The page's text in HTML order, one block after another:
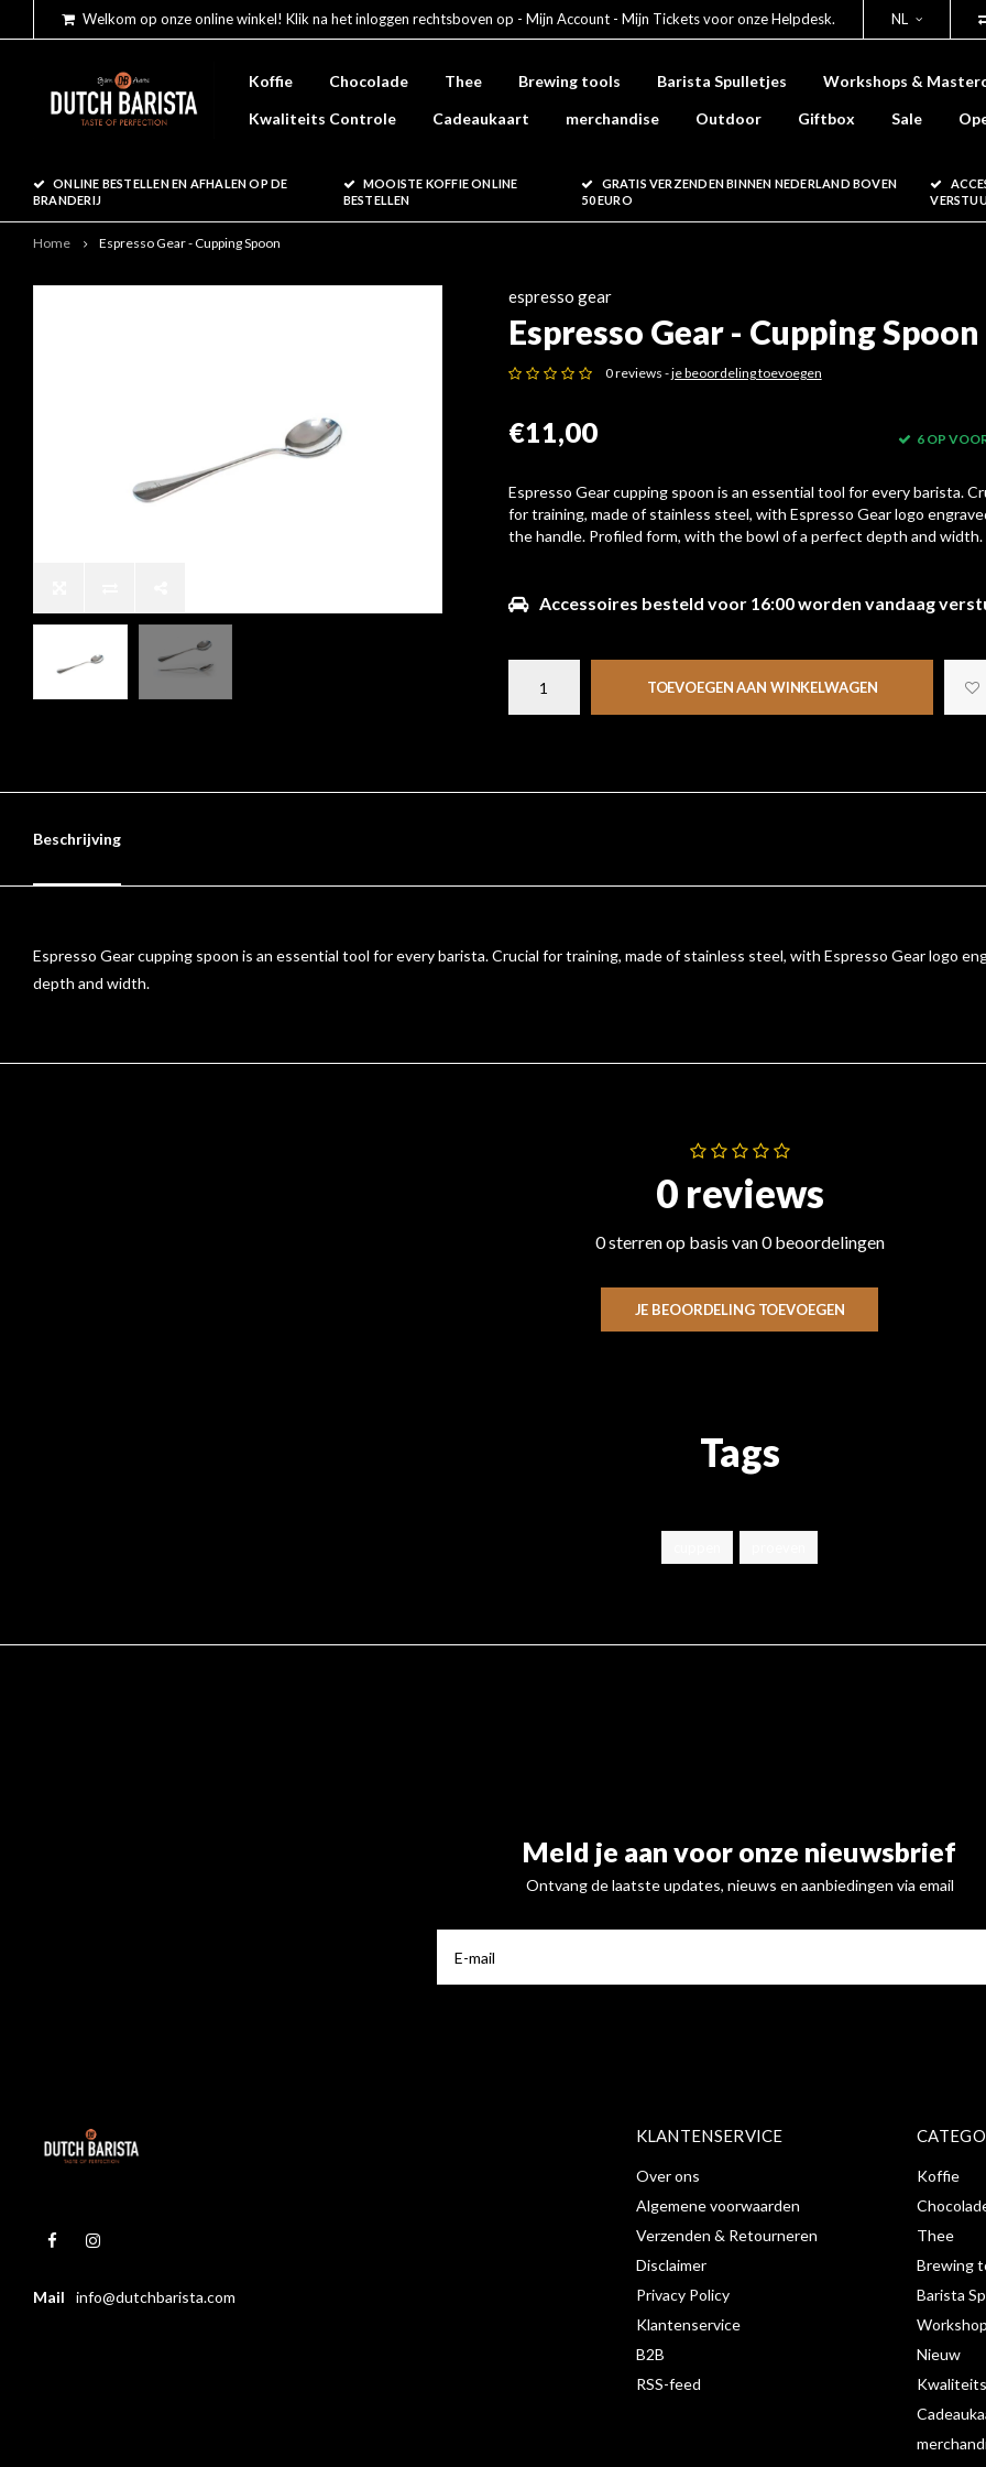
Welkom op onze online winkel! Klik na het inloggen rechtsboven op - Mijn Account - Mijn Tickets voor onze Helpdesk. NL
Koffie Chocolade Thee Brewing tools Barista Spulletjes
Workshops &
Kwaliteits Controle
Cadeaukaart merchandise Outdoor Giftbox Sale
ONLINE BESTELLEN EN AFHALEN OP DE
BRANDERIJ
MOOISTE KOFFIE ONLINE
BESTELLEN
GRATIS VERZENDEN BINNEN NEDERLAND BOVEN
50 EURO
Home Espresso Gear - Cupping Spoon
espresso gear
Espresso Gear - Cupping Spoon
0 reviews -je beoordeling toevoegen
€11,00 6 OP
Espresso Gear cupping spoon is an essential tool for every barista.
for training, made of stainless steel, with Espresso Gear logo
the handle. Profiled form, with the bowl of a perfect depth and width.
Accessoires besteld voor 16:00 worden vandaag
TOEVOEGEN AAN WINKELWAGEN
Beschrijving
Espresso Gear cupping spoon is an essential tool for every barista. Crucial for training, made of stainless steel, with Espresso Gear logo
depth and width.
0 reviews
0 sterren op basis van 0 beoordelingen
JE BEOORDELING TOEVOEGEN
Tags
Meld je aan voor onze nieuwsbrief
Ontvang de laatste updates, nieuws en aanbiedingen via email
Mail info@dutchbarista.com
KLANTENSERVICE
Over ons
Algemene voorwaarden
Verzenden & Retourneren
Disclaimer
Privacy Policy
Klantenservice
B2B
RSS-feed
Koffie
Thee
Brewing
Barista
Nieuw